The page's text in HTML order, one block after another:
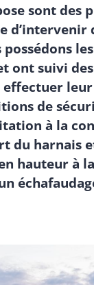
sont des
d’intervenir
ont suivi
de
à la
du harnais
hauteur à